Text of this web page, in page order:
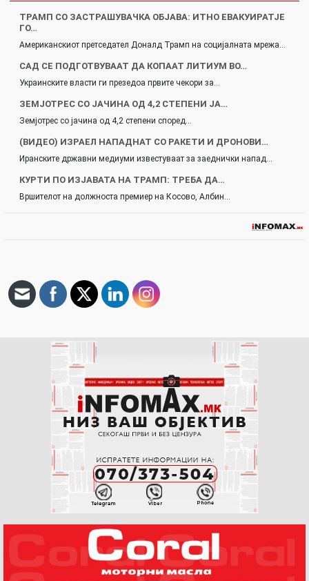
ТРАМП СО ЗАСТРАШУВАЧКА ОБЈАВА: ИТНО ЕВАКУИРАТЈЕ
ГО…
Американскиот претседател Доналд Трамп на социјалната мрежа…
САД СЕ ПОДГОТВУВААТ ДА КОПААТ ЛИТИУМ ВО…
Украинските власти ги презедоа првите чекори за…
ЗЕМЈОТРЕС СО ЈАЧИНА ОД 4,2 СТЕПЕНИ ЈА…
Земјотрес со јачина од 4,2 степени според…
(ВИДЕО) ИЗРАЕЛ НАПАДНАТ СО РАКЕТИ И ДРОНОВИ…
Иранските државни медиуми известуваат за заеднички напад…
КУРТИ ПО ИЗЈАВАТА НА ТРАМП: ТРЕБА ДА…
Вршителот на должноста премиер на Косово, Албин…